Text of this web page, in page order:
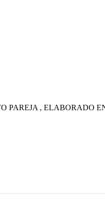
, ELABORADO